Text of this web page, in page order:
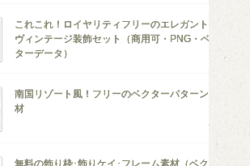
これこれ！ロイヤリティフリーのエレガントな
ヴィンテージ装飾セット（商用可・PNG・ベク
ターデータ）
南国リゾート風！フリーのベクターパターン素
材
無料の飾り枠･飾りケイ･フレーム素材（ベクタ